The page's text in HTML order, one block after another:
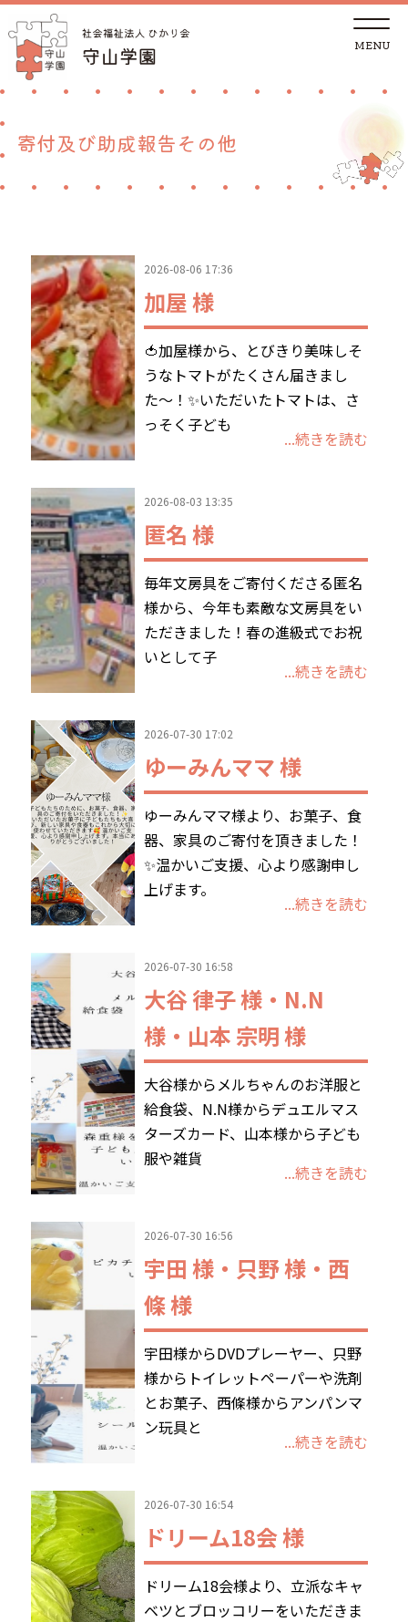
t
g
g
a
トップページ
児童養護施設
里親支援センターしが 湖南支部
ご支援
採用情報
お問合わせ
寄付及び助成報告その他
2026-08-06 17:36
加屋 様
🍅加屋様から、とびきり美味しそ
うなトマトがたくさん届きまし
た〜！✨いただいたトマトは、さ
っそく子ども
...続きを読む
2026-08-03 13:35
匿名 様
毎年文房具をご寄付くださる匿名
様から、今年も素敵な文房具をい
ただきました！春の進級式でお祝
いとして子
...続きを読む
2026-07-30 17:02
ゆーみんママ 様
ゆーみんママ様より、お菓子、食
器、家具のご寄付を頂きました！
✨温かいご支援、心より感謝申し
上げます。
...続きを読む
2026-07-30 16:58
大谷 律子 様・N.N
様・山本 宗明 様
大谷様からメルちゃんのお洋服と
給食袋、N.N様からデュエルマス
ターズカード、山本様から子ども
服や雑貨
...続きを読む
2026-07-30 16:56
宇田 様・只野 様・西
條 様
宇田様からDVDプレーヤー、只野
様からトイレットペーパーや洗剤
とお菓子、西條様からアンパンマ
ン玩具と
...続きを読む
2026-07-30 16:54
ドリーム18会 様
ドリーム18会様より、立派なキャ
ベツとブロッコリーをいただきま